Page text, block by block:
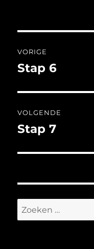
navigatie
VORIGE
Vorig
Stap 6
VOLGENDE
Volgend
Stap 7
Zoeken
naar: